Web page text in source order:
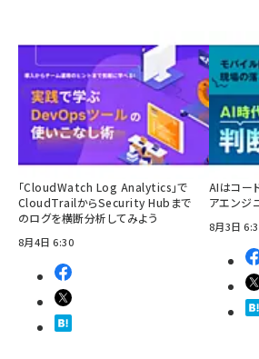
「CloudWatch Log Analytics」で
CloudTrailからSecurity Hubまで
のログを横断分析してみよう
8月4日 6:30
AIはコー
アエンジ
8月3日